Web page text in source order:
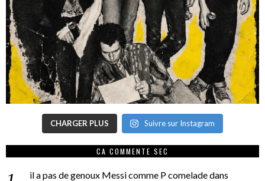
CHARGER PLUS Suivre sur Instagram
CA COMMENTE SEC
il a pas de genoux Messi comme P comeladedans